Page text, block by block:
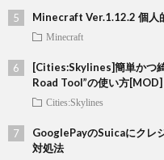
Minecraft Ver.1.12.2 個人
Minecraft
[Cities:Skylines]簡単かつ
Road Tool”の使い方[MOD]
Cities:Skylines
GooglePayのSuicaにクレ
対処法